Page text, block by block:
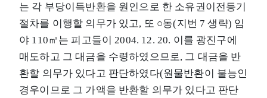
는 각 부당이득반환을 원인으로 한 소유권이전등기
절차를 이행할 의무가 있고, 또 ○동(지번 7 생략) 임
야 110㎡는 피고들이 2004. 12. 20. 이를 광진구에
매도하고 그 대금을 수령하였으므로, 그 대금을 반
환할 의무가 있다고 판단하였다(원물반환이 불능인
경우이므로 그 가액을 반환할 의무가 있다고 판단